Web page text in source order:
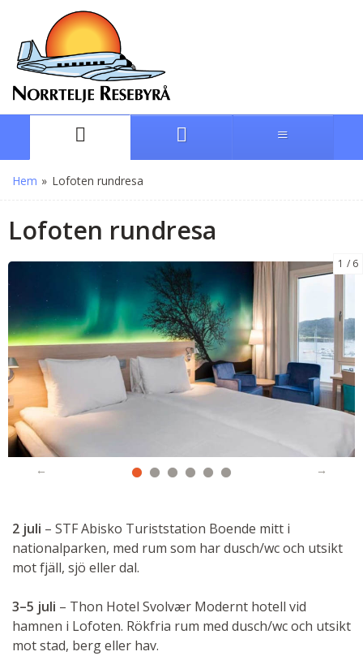
Hem » Lofoten rundresa
Lofoten rundresa
1 6
2 juli – STF Abisko Turiststation Boende mitt i
nationalparken, med rum som har dusch/wc och utsikt
mot fjäll, sjö eller dal.
3–5 juli – Thon Hotel Svolvær Modernt hotell vid
hamnen i Lofoten. Rökfria rum med dusch/wc och utsikt
mot stad, berg eller hav.